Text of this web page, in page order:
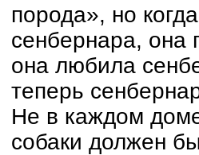
порода», но
сенбернара, она
она любила
теперь
Не в каждом
собаки должен